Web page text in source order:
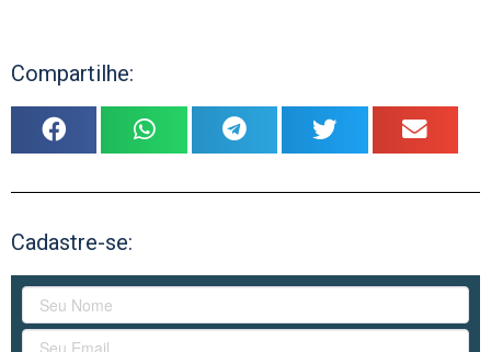
Compartilhe:
Cadastre-se: